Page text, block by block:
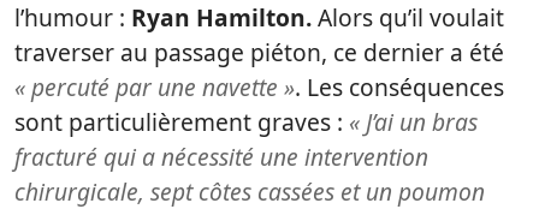
l’humour : Ryan Hamilton.Alors qu’il voulait
traverser au passage piéton, ce dernier a été
« percuté par une navette ». Les conséquences
sont particulièrement graves : « J’ai un bras
fracturé qui a nécessité une intervention
chirurgicale, sept côtes cassées et un poumon